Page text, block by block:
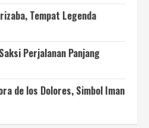
Tempat Legenda
Perjalanan Panjang
de los Dolores, Simbol Iman